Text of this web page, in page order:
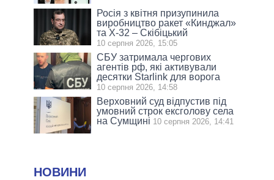
Росія з квітня призупинила
виробництво ракет «Кинджал»
та Х-32 – Скібіцький
10 серпня 2026, 15:05
СБУ затримала чергових
агентів рф, які активували
десятки Starlink для ворога
10 серпня 2026, 14:58
Верховний суд відпустив під
умовний строк ексголову села
на Сумщині 10 серпня 2026, 14:41
НОВИНИ